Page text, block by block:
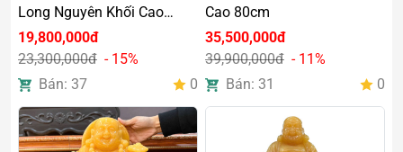
Long Nguyên Khối Cao
45cm
19,800,000đ
23,300,000đ - 15%
Bán: 37
0
Cao 80cm
35,500,000đ
39,900,000đ - 11%
Bán: 31
0